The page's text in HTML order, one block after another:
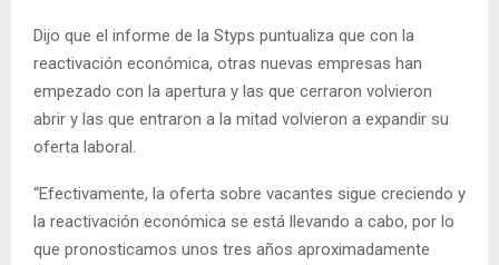
Dijo que el informe de la Styps puntualiza que con la
reactivación económica, otras nuevas empresas han
empezado con la apertura y las que cerraron volvieron
abrir y las que entraron a la mitad volvieron a expandir su
oferta laboral.
“Efectivamente, la oferta sobre vacantes sigue creciendo y
la reactivación económica se está llevando a cabo, por lo
que pronosticamos unos tres años aproximadamente